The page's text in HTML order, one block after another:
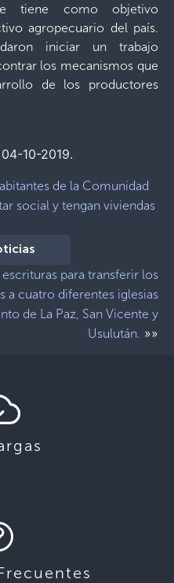
tiene como objetivo
agropecuario del país.
iniciar un trabajo
los mecanismos que
de los productores
10-2019.
de la Comunidad
social y tengan viviendas
para transferir los
a cuatro diferentes iglesias
de La Paz, San Vicente y
Usulután. »»